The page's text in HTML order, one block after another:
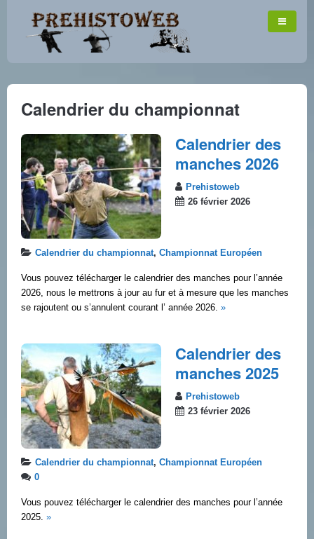
Calendrier du championnat
Calendrier des
manches 2026
Prehistoweb
26 février 2026
Calendrier du championnat, Championnat Européen
Vous pouvez télécharger le calendrier des manches pour l’année
2026, nous le mettrons à jour au fur et à mesure que les manches
se rajoutent ou s’annulent courant l’ année 2026. »
Calendrier des
manches 2025
Prehistoweb
23 février 2026
Calendrier du championnat, Championnat Européen
0
Vous pouvez télécharger le calendrier des manches pour l’année
2025. »